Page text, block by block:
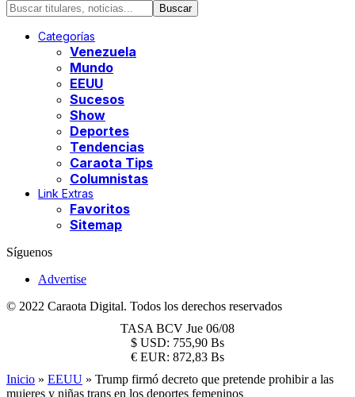
Categorías
Venezuela
Mundo
EEUU
Sucesos
Show
Deportes
Tendencias
Caraota Tips
Columnistas
Link Extras
Favoritos
Sitemap
Síguenos
Advertise
© 2022 Caraota Digital. Todos los derechos reservados
TASA BCV Jue 06/08
$ USD: 755,90 Bs
€ EUR: 872,83 Bs
Inicio » EEUU » Trump firmó decreto que pretende prohibir a las
mujeres y niñas trans en los deportes femeninos